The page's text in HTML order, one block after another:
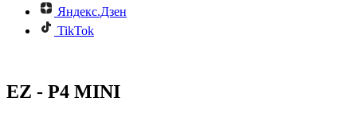
Яндекс.Дзен
TikTok
EZ - P4 MINI